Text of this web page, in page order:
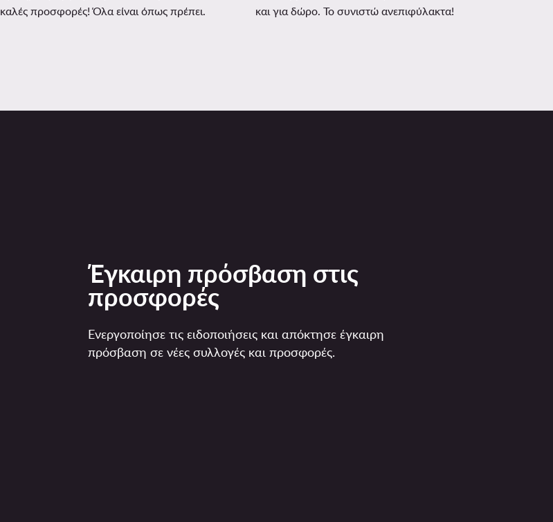
καλές προσφορές! Όλα είναι όπως πρέπει.
και για δώρο. Το συνιστώ ανεπιφύλακτα!
Έγκαιρη πρόσβαση στις
προσφορές
Ενεργοποίησε τις ειδοποιήσεις και απόκτησε έγκαιρη
πρόσβαση σε νέες συλλογές και προσφορές.